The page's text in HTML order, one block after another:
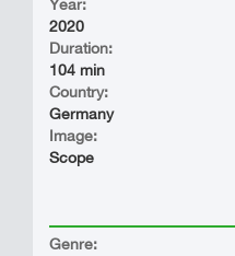
Year:
2020
Duration:
104 min
Country:
Germany
Image:
Scope
Genre: